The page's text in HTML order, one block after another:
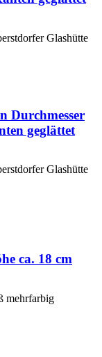
Glashütte
Durchmesser
geglättet
Glashütte
ca. 18 cm
mehrfarbig